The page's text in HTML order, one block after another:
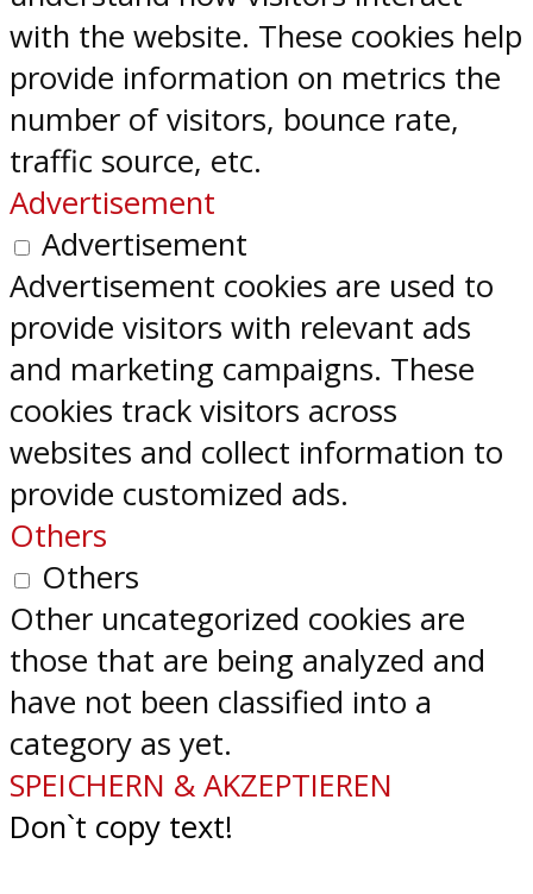
with the website. These cookies help
provide information on metrics the
number of visitors, bounce rate,
traffic source, etc.
Advertisement
Advertisement
Advertisement cookies are used to
provide visitors with relevant ads
and marketing campaigns. These
cookies track visitors across
websites and collect information to
provide customized ads.
Others
Others
Other uncategorized cookies are
those that are being analyzed and
have not been classified into a
category as yet.
SPEICHERN & AKZEPTIEREN
Don`t copy text!